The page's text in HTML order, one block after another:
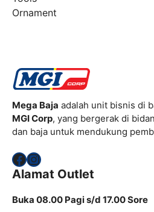
Ornament
Mega Baja adalah unit bisnis di
MGI Corp, yang bergerak di
dan baja untuk mendukung
Facebook
Instagram
Alamat Outlet
Buka 08.00 Pagi s/d 17.00 Sore